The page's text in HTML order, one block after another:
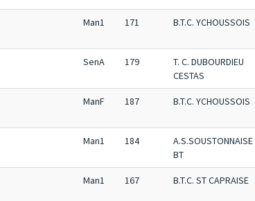
Man1 171 B.T.C. YCHOUSSOIS
SenA 179
T. C. DUBOURDIEU
CESTAS
ManF 187 B.T.C. YCHOUSSOIS
Man1 184
A.S.SOUSTONNAISE
BT
Man1 167 B.T.C. ST CAPRAISE